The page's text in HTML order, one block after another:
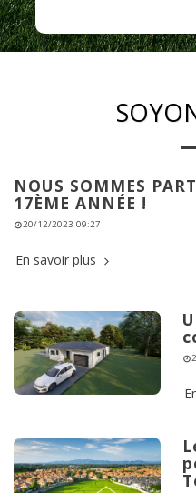
NOUS SOMMES
17ÈME ANNÉE !
20/12/2023 09:27
En savoir plus